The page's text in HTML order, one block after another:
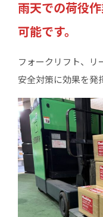
雨天での荷役
可能です。
フォークリフト、リ
安全対策に効果を発